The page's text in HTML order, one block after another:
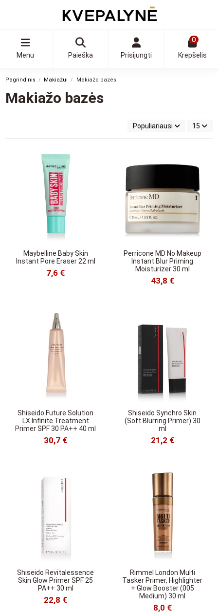
Menu Paieška Prisijungti
0
Krepšelis
Pagrindinis Makiažui Makiažo bazės
Makiažo bazės
Populiariausi 15
Maybelline Baby Skin
Instant Pore Eraser 22 ml
7,6 €
Perricone MD No Makeup
Instant Blur Priming
Moisturizer 30 ml
43,8 €
Shiseido Future Solution
LX Infinite Treatment
Primer SPF 30 PA++ 40 ml
30,7 €
Shiseido Synchro Skin
(Soft Blurring Primer) 30
ml
21,2 €
Shiseido Revitalessence
Skin Glow Primer SPF 25
PA++ 30 ml
22,8 €
Rimmel London Multi
Tasker Primer, Highlighter
+ Glow Booster (005
Medium) 30 ml
8,0 €